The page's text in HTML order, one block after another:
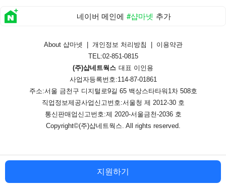
지원하기
네이버 메인에 #샵마넷 추가
About 샵마넷 | 개인정보 처리방침 | 이용약관
TEL:02-851-0815
(주)샵네트웍스 대표 이인용
사업자등록번호:114-87-01861
주소:서울 금천구 디지털로9길 65 백상스타타워1차 508호
직업정보제공사업신고번호:서울청 제 2012-30 호
통신판매업신고번호:제 2020-서울금천-2036 호
Copyright©(주)샵네트웍스 . All rights reserved.